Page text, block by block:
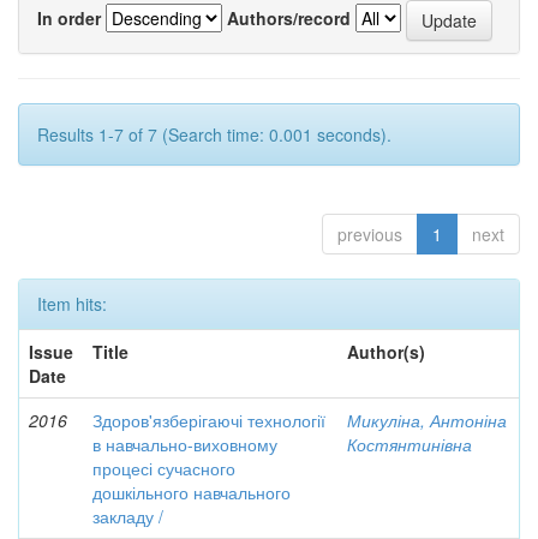
In order
Authors/record
Results 1-7 of 7 (Search time: 0.001 seconds).
previous 1 next
Item hits:
Issue
Date
Title Author(s)
2016
Здоров'язберігаючі технології
в навчально-виховному
процесі сучасного
дошкільного навчального
закладу /
Микуліна, Антоніна
Костянтинівна